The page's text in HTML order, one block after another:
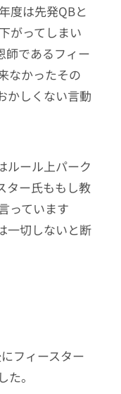
度は先発QBと
がってしまい
師であるフィー
なかったその
かしくない言動
ルール上パーク
ター氏ももし教
っています
一切しないと断
フィースター
。